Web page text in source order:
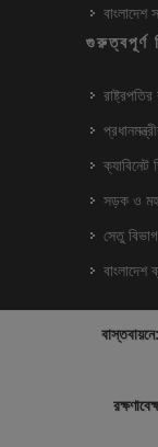
বাংলাদেশ
গুরুত্বপূর্ণ
রাষ্ট্রপতির
ক্যাবিনেট
সড়ক ও
সেতু বিভাগ
বাংলাদেশ
বাস্তবায়নে: